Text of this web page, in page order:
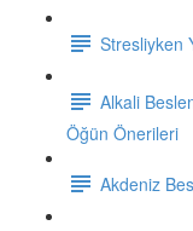
Stresliyken
Alkali
Öğün Önerileri
Akdeniz